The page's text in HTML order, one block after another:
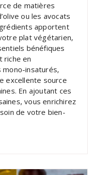
de matières
ou les avocats
apportent
plat végétarien,
bénéfiques
riche en
insaturés,
excellente source
En ajoutant ces
vous enrichirez
de votre bien-